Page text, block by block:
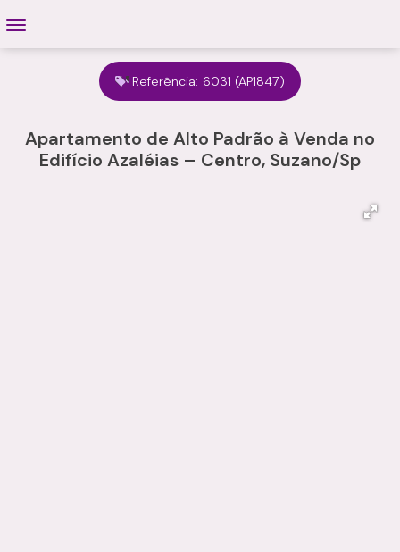
Referência: 6031 (AP1847)
Apartamento de Alto Padrão à Venda no
Edifício Azaléias – Centro, Suzano/Sp